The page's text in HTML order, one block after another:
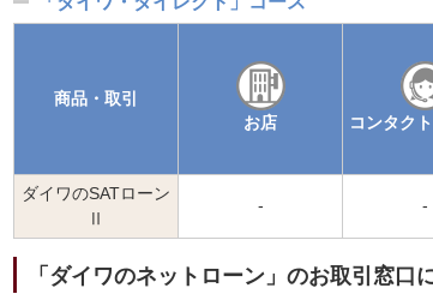
商品・取引
お店
コンタク
ダイワのSATローン
Ⅱ
- -
「ダイワのネットローン」のお取引窓口